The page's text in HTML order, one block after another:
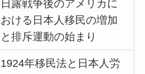
日露戦争後のアメリカに
おける日本人移民の増加
と排斥運動の始まり
1924年移民法と日本人労